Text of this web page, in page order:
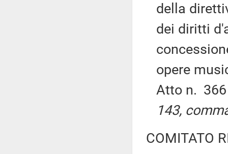
della
dei diritti
opere
Atto n.
143,
COMITATO